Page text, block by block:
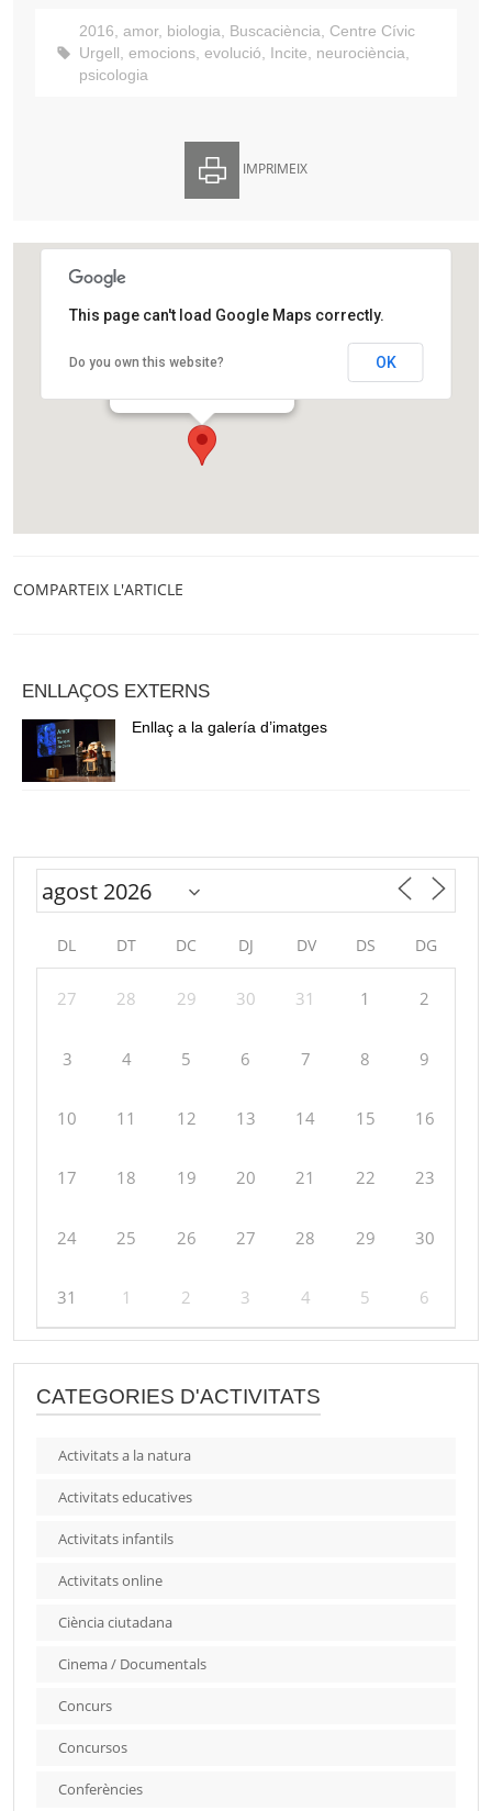
2016, amor, biologia, Buscaciència, Centre Cívic
Urgell, emocions, evolució, Incite, neurociència,
psicologia
IMPRIMEIX
Centre Cívic Urgell
Carrer del Comte d'Urgell, 145
This page can't load Google Maps correctly.
Do you own this website? OK
COMPARTEIX L'ARTICLE
ENLLAÇOS EXTERNS
Enllaç a la galería d’imatges
DL DT DC DJ DV DS DG
27 28 29 30 31 1 2
3 4 5 6 7 8 9
10 11 12 13 14 15 16
17 18 19 20 21 22 23
24 25 26 27 28 29 30
31 1 2 3 4 5 6
CATEGORIES D'ACTIVITATS
Activitats a la natura
Activitats educatives
Activitats infantils
Activitats online
Ciència ciutadana
Cinema / Documentals
Concurs
Concursos
Conferències